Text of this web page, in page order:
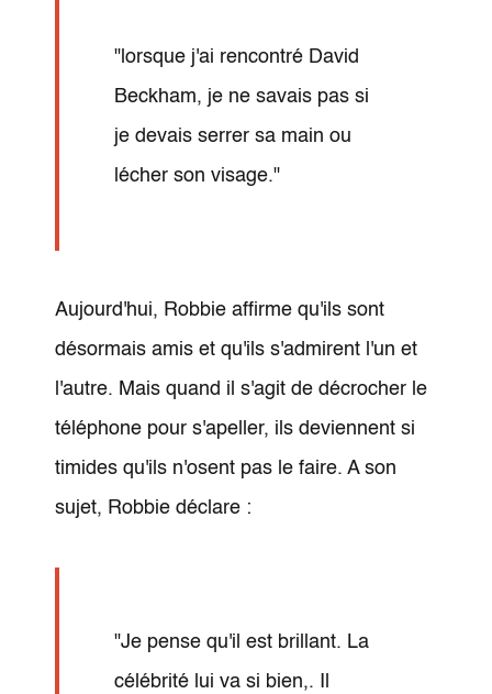
"lorsque j'ai rencontré David
Beckham, je ne savais pas si
je devais serrer sa main ou
lécher son visage."
Aujourd'hui, Robbie affirme qu'ils sont
désormais amis et qu'ils s'admirent l'un et
l'autre. Mais quand il s'agit de décrocher le
téléphone pour s'apeller, ils deviennent si
timides qu'ils n'osent pas le faire. A son
sujet, Robbie déclare :
"Je pense qu'il est brillant. La
célébrité lui va si bien,. Il